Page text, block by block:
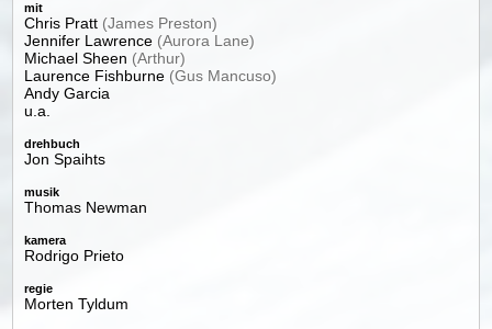
mit
Chris Pratt (James Preston)
Jennifer Lawrence (Aurora Lane)
Michael Sheen (Arthur)
Laurence Fishburne (Gus Mancuso)
Andy Garcia
u.a.
drehbuch
Jon Spaihts
musik
Thomas Newman
kamera
Rodrigo Prieto
regie
Morten Tyldum